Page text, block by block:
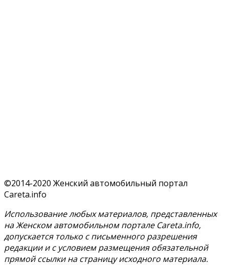
©2014-2020 Женский автомобильный портал
Careta.info
Использование любых материалов, представленных
на Женском автомобильном портале Careta.info,
допускается только с письменного разрешения
редакции и с условием размещения обязательной
прямой ссылки на страницу исходного материала.